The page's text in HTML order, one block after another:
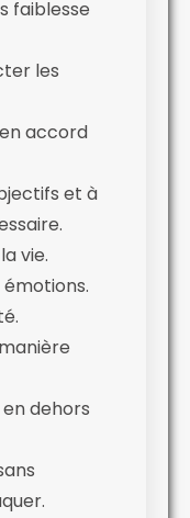
faiblesse
les
accord
et à
vie.
dehors